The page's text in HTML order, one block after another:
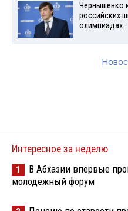
Чернышенко
российских
олимпиадах
Интересное за неделю
1
В Абхазии впервые
молодёжный форум